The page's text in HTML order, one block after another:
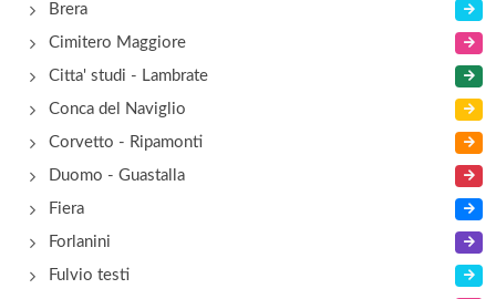
Brera
Cimitero Maggiore
Citta' studi - Lambrate
Conca del Naviglio
Corvetto - Ripamonti
Duomo - Guastalla
Fiera
Forlanini
Fulvio testi